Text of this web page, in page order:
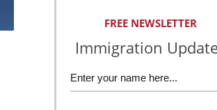
FREE NEWSLETTER
Immigration